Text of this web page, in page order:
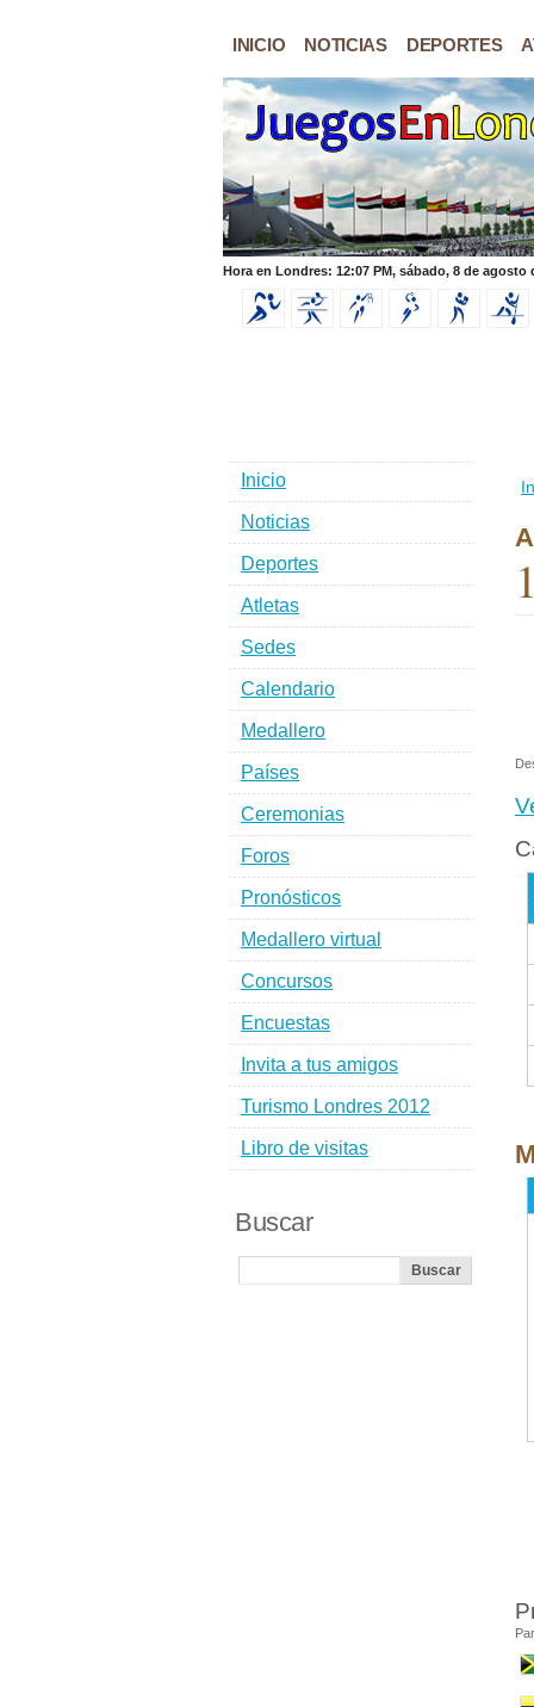
INICIO NOTICIAS DEPORTES
Hora en Londres: 12:07 PM, sábado, 8 de agosto
Inicio
Noticias
Deportes
Atletas
Sedes
Calendario
Medallero
Países
Ceremonias
Foros
Pronósticos
Medallero virtual
Concursos
Encuestas
Invita a tus amigos
Turismo Londres 2012
Libro de visitas
Buscar